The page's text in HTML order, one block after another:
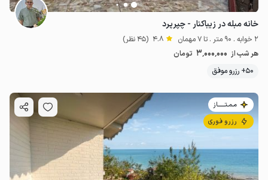
خانه مبله در زیباکنار - چپرپرد
2 خوابه . 90 متر . تا 7 مهمان 4.8 (45 نظر)
هر شب از 3٬000٬000 تومان
50+ رزرو موفق
مـمـتــــــاز
رزرو فوری